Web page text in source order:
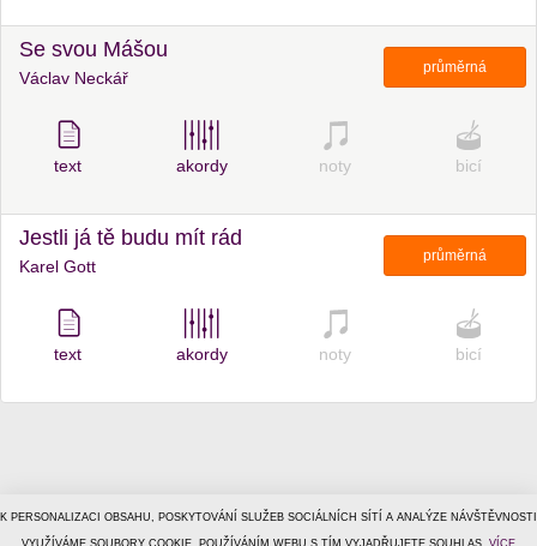
K PERSONALIZACI OBSAHU, POSKYTOVÁNÍ SLUŽEB SOCIÁLNÍCH SÍTÍ A ANALÝZE NÁVŠTĚVNOSTI
VYUŽÍVÁME SOUBORY COOKIE. POUŽÍVÁNÍM WEBU S TÍM VYJADŘUJETE SOUHLAS. VÍCE
Se svou Mášou
Václav Neckář
průměrná
text akordy noty bicí
Jestli já tě budu mít rád
Karel Gott
průměrná
text akordy noty bicí